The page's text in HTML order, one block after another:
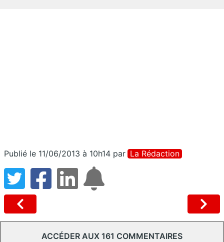
Publié le 11/06/2013 à 10h14 par La Rédaction
ACCÉDER AUX 161 COMMENTAIRES